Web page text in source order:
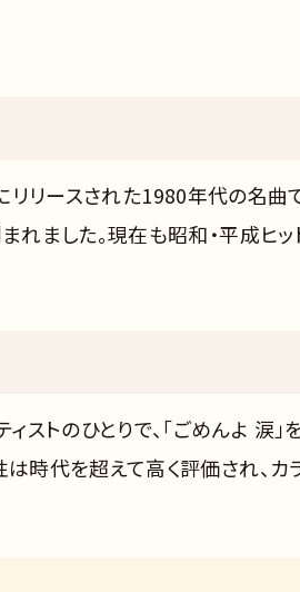
リリースされた1980年代の名曲
れました。現在も昭和・平成ヒ
トのひとりで、「ごめんよ 涙
時代を超えて高く評価され、